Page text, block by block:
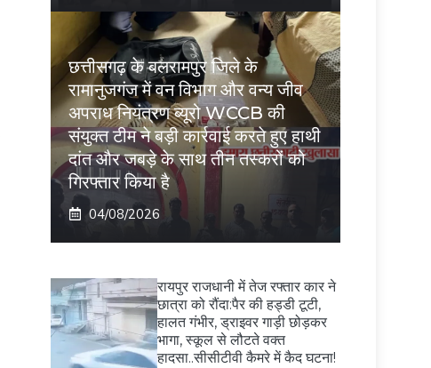
छत्तीसगढ़ के बलरामपुर जिले के
रामानुजगंज में वन विभाग और वन्य जीव
अपराध नियंत्रण ब्यूरो WCCB की
संयुक्त टीम ने बड़ी कार्रवाई करते हुए हाथी
दांत और जबड़े के साथ तीन तस्करों को
गिरफ्तार किया है
04/08/2026
रायपुर राजधानी में तेज रफ्तार कार ने
छात्रा को रौंदा:पैर की हड्डी टूटी,
हालत गंभीर, ड्राइवर गाड़ी छोड़कर
भागा, स्कूल से लौटते वक्त
हादसा..सीसीटीवी कैमरे में कैद घटना!